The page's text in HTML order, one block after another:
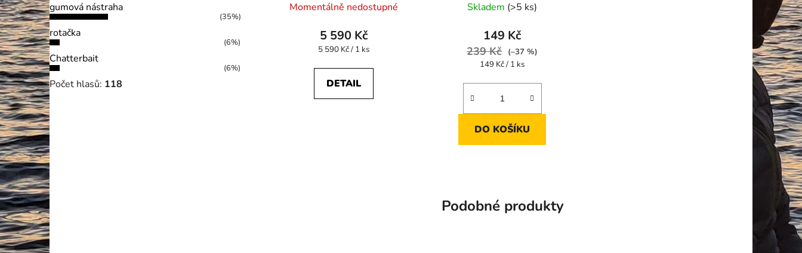
gumová nástraha
(35%)
rotačka
(6%)
Chatterbait
(6%)
Počet hlasů: 118
Momentálně nedostupné
5 590 Kč
Měrná
5 590 Kč / 1 ks
DETAIL
Skladem (>5 ks)
149 Kč
239 Kč (–37 %)
Měrná
149 Kč / 1 ks
DO KOŠÍKU
Podobné produkty